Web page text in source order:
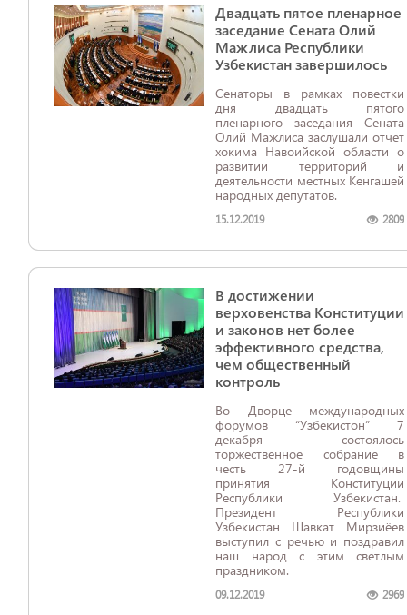
Двадцать пятое пленарное
заседание Сената Олий
Мажлиса Республики
Узбекистан завершилось
Сенаторы в рамках повестки
дня двадцать пятого
пленарного заседания Сената
Олий Мажлиса заслушали отчет
хокима Навоийской области о
развитии территорий и
деятельности местных Кенгашей
народных депутатов.
15.12.2019 2809
В достижении
верховенства Конституции
и законов нет более
эффективного средства,
чем общественный
контроль
Во Дворце международных
форумов “Узбекистон” 7
декабря состоялось
торжественное собрание в
честь 27-й годовщины
принятия Конституции
Республики Узбекистан.
Президент Республики
Узбекистан Шавкат Мирзиёев
выступил с речью и поздравил
наш народ с этим светлым
праздником.
09.12.2019 2969